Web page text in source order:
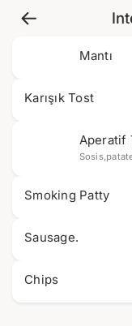
Mantı
Karışık Tost
Aperatif
Smoking Patty
Sausage.
Chips